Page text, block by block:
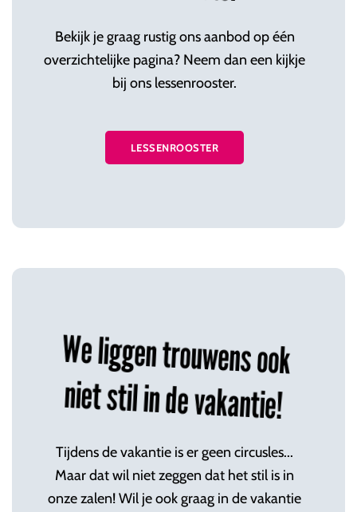
Bekijk je graag rustig ons aanbod op één
overzichtelijke pagina? Neem dan een kijkje
bij ons lessenrooster.
LESSENROOSTER
We liggen trouwens ook
niet stil in de vakantie!
Tijdens de vakantie is er geen circusles...
Maar dat wil niet zeggen dat het stil is in
onze zalen! Wil je ook graag in de vakantie